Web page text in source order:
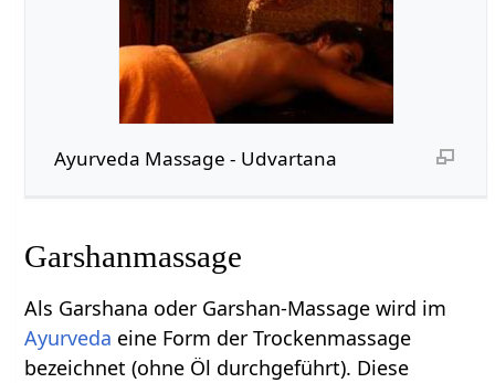
Ayurveda Massage - Udvartana
Garshanmassage
Als Garshana oder Garshan-Massage wird im
Ayurveda eine Form der Trockenmassage
bezeichnet (ohne Öl durchgeführt). Diese